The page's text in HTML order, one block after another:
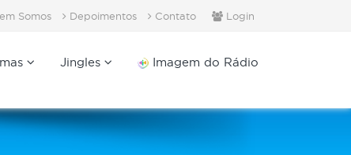
Login
Somos Depoimentos Contato
Jingles Imagem do Rádio